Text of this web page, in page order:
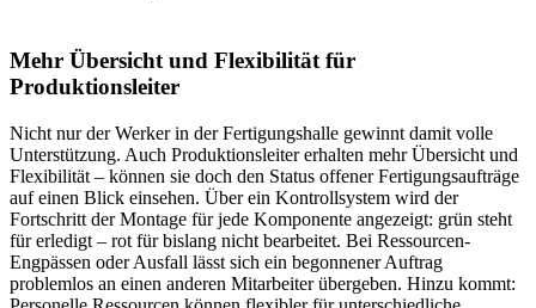
Mehr Übersicht und Flexibilität für
Produktionsleiter
Nicht nur der Werker in der Fertigungshalle gewinnt damit volle
Unterstützung. Auch Produktionsleiter erhalten mehr Übersicht und
Flexibilität – können sie doch den Status offener Fertigungsaufträge
auf einen Blick einsehen. Über ein Kontrollsystem wird der
Fortschritt der Montage für jede Komponente angezeigt: grün steht
für erledigt – rot für bislang nicht bearbeitet. Bei Ressourcen-
Engpässen oder Ausfall lässt sich ein begonnener Auftrag
problemlos an einen anderen Mitarbeiter übergeben. Hinzu kommt: